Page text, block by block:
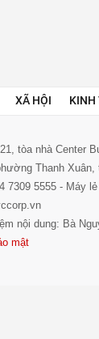
XÃ HỘI KINH
tòa nhà Center
Thanh Xuân,
7309 5555 - Máy
nội dung: Bà
mật